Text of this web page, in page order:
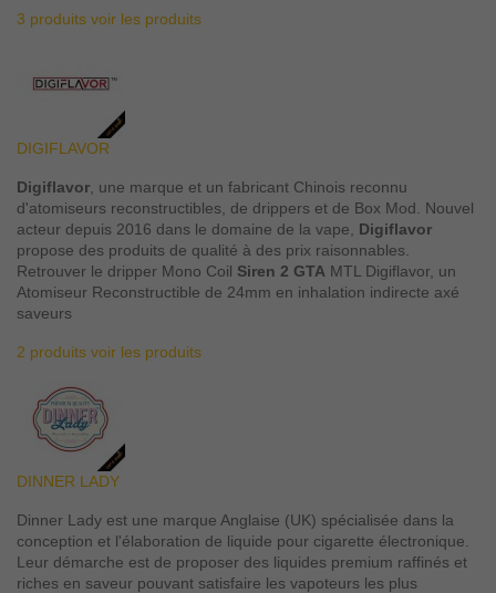
3 produits voir les produits
DIGIFLAVOR
Digiflavor , une marque et un fabricant Chinois reconnu
d'atomiseurs reconstructibles, de drippers et de Box Mod. Nouvel
acteur depuis 2016 dans le domaine de la vape, Digiflavor
propose des produits de qualité à des prix raisonnables.
Retrouver le dripper Mono Coil Siren 2 GTA MTL Digiflavor, un
Atomiseur Reconstructible de 24mm en inhalation indirecte axé
saveurs
2 produits voir les produits
DINNER LADY
Dinner Lady est une marque Anglaise (UK) spécialisée dans la
conception et l'élaboration de liquide pour cigarette électronique.
Leur démarche est de proposer des liquides premium raffinés et
riches en saveur pouvant satisfaire les vapoteurs les plus